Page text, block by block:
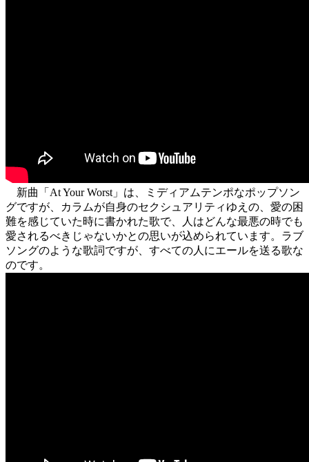
新曲「At Your Worst」は、ミディアムテンポなポップソン
グですが、カラムが自身のセクシュアリティゆえの、愛の困
難を感じていた時に書かれた歌で、人はどんな最悪の時でも
愛されるべきじゃないかとの思いが込められています。ラブ
ソングのような歌詞ですが、すべての人にエールを送る歌な
のです。